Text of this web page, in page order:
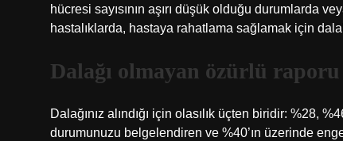
hücresi sayısının aşırı düşük olduğu durumlarda
hastalıklarda, hastaya rahatlama sağlamak için
Dalağı olmayan özürlü
Dalağınız alındığı için olasılık üçten biridir:
durumunuzu belgelendiren ve %40’ın üzerinde